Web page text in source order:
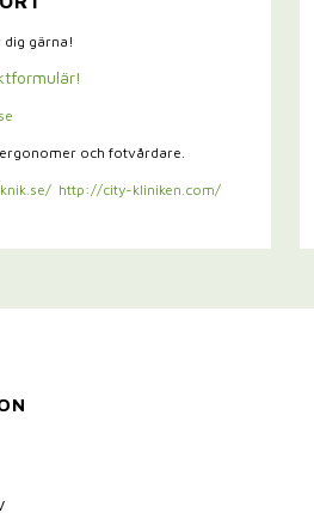
dig gärna!
och fotvårdare.
http://city-kliniken.com/